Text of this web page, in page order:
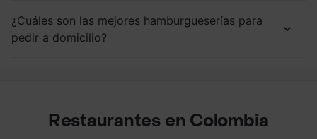
¿Cuáles son las mejores hamburgueserías para
pedir a domicilio?
Restaurantes en Colombia